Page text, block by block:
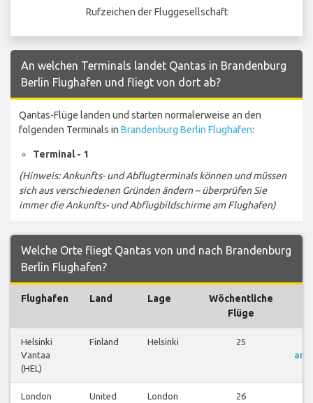
Rufzeichen der Fluggesellschaft
An welchen Terminals landet Qantas in Brandenburg
Berlin Flughafen und fliegt von dort ab?
Qantas-Flüge landen und starten normalerweise an den
folgenden Terminals in Brandenburg Berlin Flughafen:
Terminal - 1
(Hinweis: Ankunfts- und Abflugterminals können und müssen
sich aus verschiedenen Gründen ändern – überprüfen Sie
immer die Ankunfts- und Abflugbildschirme am Flughafen)
Welche Orte fliegt Qantas von und nach Brandenburg
Berlin Flughafen?
Flughafen Land Lage
Wöchentliche
Flüge
Helsinki
Vantaa
(HEL)
Finland Helsinki 25
London
United
London
26